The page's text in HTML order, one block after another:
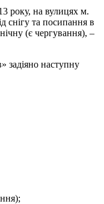
року, на вулицях м.
снігу та посипання в
(є чергування), –
задіяно наступну